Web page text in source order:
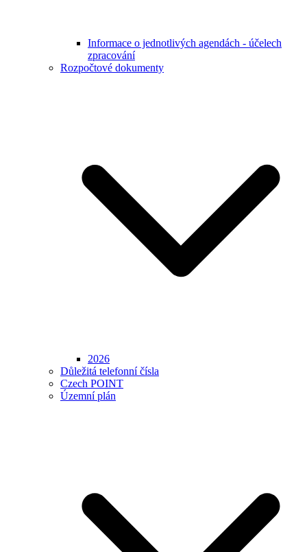
Informace o jednotlivých agendách - účelech
zpracování
Rozpočtové dokumenty
2026
Důležitá telefonní čísla
Czech POINT
Územní plán